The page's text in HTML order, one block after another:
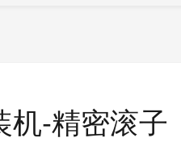
机-精密滚子